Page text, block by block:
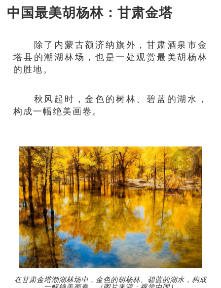
中国最美胡杨林：甘肃金塔
除了内蒙古额济纳旗外，甘肃酒泉市金
塔县的潮湖林场，也是一处观赏最美胡杨林
的胜地。
秋风起时，金色的树林、碧蓝的湖水，
构成一幅绝美画卷。
在甘肃金塔潮湖林场中，金色的胡杨林、碧蓝的湖水，构成